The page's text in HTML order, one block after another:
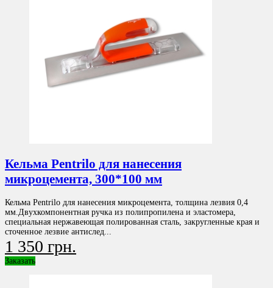
Кельма Pentrilo для нанесения
микроцемента, 300*100 мм
Кельма Pentrilo для нанесения микроцемента, толщина лезвия 0,4
мм.Двухкомпонентная ручка из полипропилена и эластомера,
специальная нержавеющая полированная сталь, закругленные края и
сточенное лезвие антислед...
1 350 грн.
Заказать